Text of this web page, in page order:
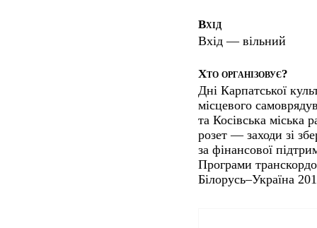
Вхід
Вхід — вільний
Хто організовує?
Дні Карпатської
місцевого
та Косівська міська
розет — заходи зі
за фінансової
Програми
Білорусь–Україна